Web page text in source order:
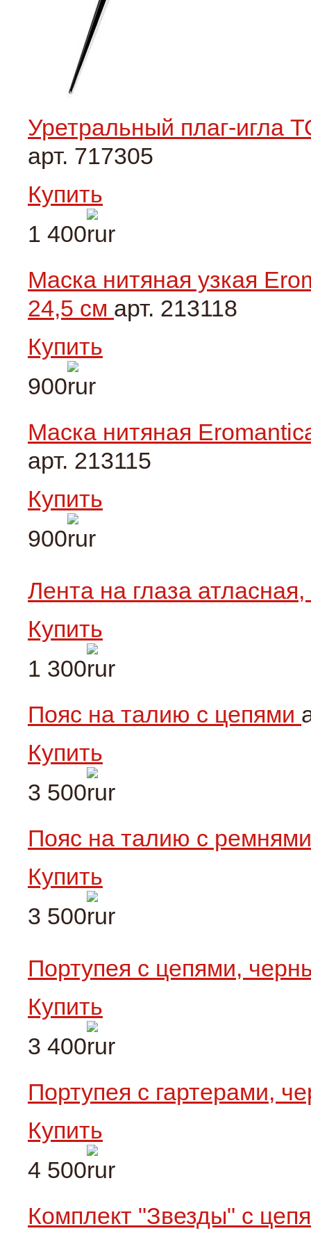
Уретральный плаг-игла
арт. 717305
Купить
1 400
Маска нитяная узкая
24,5 см арт. 213118
Купить
900
Маска нитяная
арт. 213115
Купить
900
Лента на глаза
Купить
1 300
Пояс на талию с цепями
Купить
3 500
Пояс на талию с
Купить
3 500
Портупея с цепями,
Купить
3 400
Портупея с гартерами,
Купить
4 500
Комплект "Звезды" с